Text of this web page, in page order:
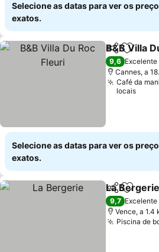
Selecione as datas para ver os
exatos.
Partilhar
B&B Villa
9,6 Excelente
Cannes, a
Café da
locais
Selecione as datas para ver os
exatos.
Partilhar
La Bergerie
9,7 Excelente
Vence, a
Piscina de